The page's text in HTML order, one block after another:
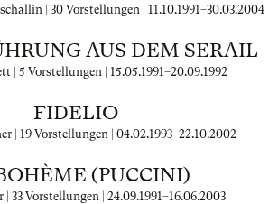
| 30 Vorstellungen | 11.10.1991–30.03.2004
AUS DEM SERAIL
| 5 Vorstellungen | 15.05.1991–20.09.1992
FIDELIO
| 19 Vorstellungen | 04.02.1993–22.10.2002
(PUCCINI)
33 Vorstellungen | 24.09.1991–16.06.2003